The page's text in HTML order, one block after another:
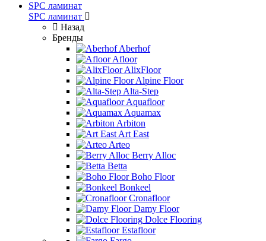
SPC ламинат
SPC ламинат
Назад
Бренды
Aberhof
Afloor
AlixFloor
Alpine Floor
Alta-Step
Aquafloor
Aquamax
Arbiton
Art East
Arteo
Berry Alloc
Betta
Boho Floor
Bonkeel
Cronafloor
Damy Floor
Dolce Flooring
Estafloor